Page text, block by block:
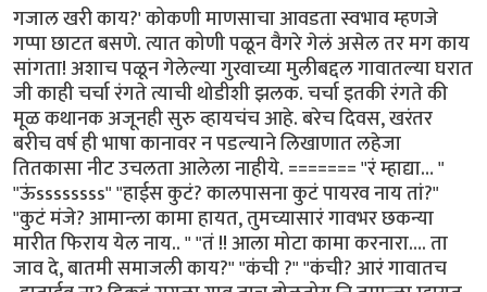
गजाल खरी काय?' कोकणी माणसाचा आवडता स्वभाव म्हणजे
गप्पा छाटत बसणे. त्यात कोणी पळून वैगरे गेलं असेल तर मग काय
सांगता! अशाच पळून गेलेल्या गुरवाच्या मुलीबद्दल गावातल्या घरात
जी काही चर्चा रंगते त्याची थोडीशी झलक. चर्चा इतकी रंगते की
मूळ कथानक अजूनही सुरु व्हायचंच आहे. बरेच दिवस, खरंतर
बरीच वर्ष ही भाषा कानावर न पडल्याने लिखाणात लहेजा
तितकासा नीट उचलता आलेला नाहीये. ======= ''रं म्हाद्या… "
"ऊंssssssss" "हाईस कुटं? कालपासना कुटं पायरव नाय तां?"
"कुटं मंजे? आमान्ला कामा हायत, तुमच्यासारं गावभर छकन्या
मारीत फिराय येल नाय.. " "तं !! आला मोटा कामा करनारा…. ता
जाव दे, बातमी समाजली काय?" "कंची ?" "कंची? आरं गावातच